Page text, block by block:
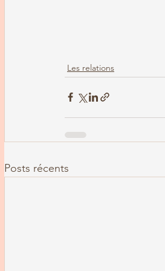
Les relations
Posts récents